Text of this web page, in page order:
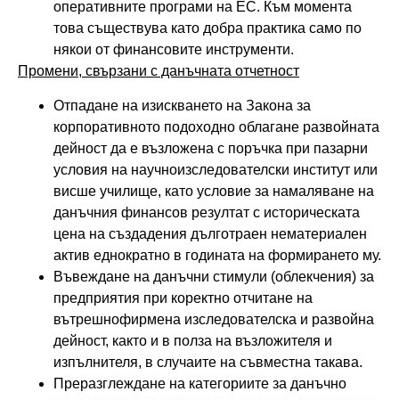
оперативните програми на ЕС. Към момента
това съществува като добра практика само по
някои от финансовите инструменти.
Промени, свързани с данъчната отчетност
Отпадане на изискването на Закона за
корпоративното подоходно облагане развойната
дейност да е възложена с поръчка при пазарни
условия на научноизследователски институт или
висше училище, като условие за намаляване на
данъчния финансов резултат с историческата
цена на създадения дълготраен нематериален
актив еднократно в годината на формирането му.
Въвеждане на данъчни стимули (облекчения) за
предприятия при коректно отчитане на
вътрешнофирмена изследователска и развойна
дейност, както и в полза на възложителя и
изпълнителя, в случаите на съвместна такава.
Преразглеждане на категориите за данъчно